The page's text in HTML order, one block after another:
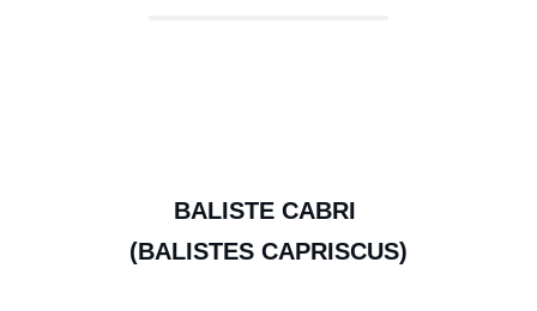
BALISTE CABRI
(BALISTES CAPRISCUS)